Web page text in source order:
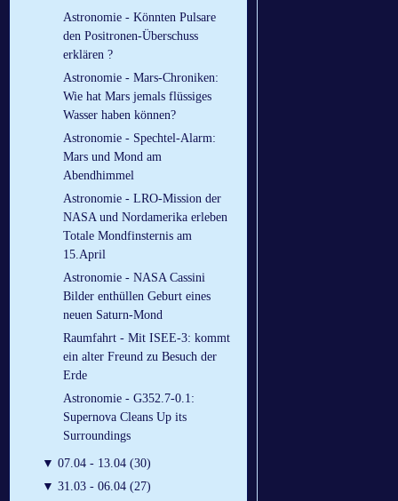
Astronomie - Könnten Pulsare
den Positronen-Überschuss
erklären ?
Astronomie - Mars-Chroniken:
Wie hat Mars jemals flüssiges
Wasser haben können?
Astronomie - Spechtel-Alarm:
Mars und Mond am
Abendhimmel
Astronomie - LRO-Mission der
NASA und Nordamerika erleben
Totale Mondfinsternis am
15.April
Astronomie - NASA Cassini
Bilder enthüllen Geburt eines
neuen Saturn-Mond
Raumfahrt - Mit ISEE-3: kommt
ein alter Freund zu Besuch der
Erde
Astronomie - G352.7-0.1:
Supernova Cleans Up its
Surroundings
▼ 07.04 - 13.04 (30)
▼ 31.03 - 06.04 (27)